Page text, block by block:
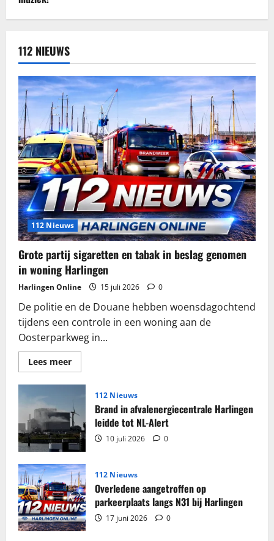
112 NIEUWS
112 Nieuws
Grote partij sigaretten en tabak in beslag genomen
in woning Harlingen
Harlingen Online 15 juli 2026 0
De politie en de Douane hebben woensdagochtend
tijdens een controle in een woning aan de
Oosterparkweg in...
Lees meerLees
meer
Grote
sigaretten
en
tabak
in
beslag
genomen
in
woning
Harlingen
112 Nieuws
Brand in afvalenergiecentrale Harlingen
leidde tot NL-Alert
10 juli 2026 0
112 Nieuws
Overledene aangetroffen op
parkeerplaats langs N31 bij Harlingen
17 juni 2026 0